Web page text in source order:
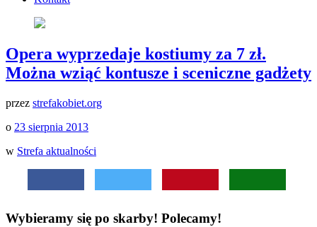
Opera wyprzedaje kostiumy za 7 zł.
Można wziąć kontusze i sceniczne gadżety
przez strefakobiet.org
o 23 sierpnia 2013
w Strefa aktualności
Wybieramy się po skarby! Polecamy!